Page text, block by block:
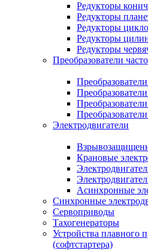
Редукторы
Редукторы
Редукторы
Редукторы
Редукторы
Преобразователи
Электродвигатели
Крановые
Асинхронные
Синхронные
Сервоприводы
Тахогенераторы
Устройства плавного
(софтстартера)